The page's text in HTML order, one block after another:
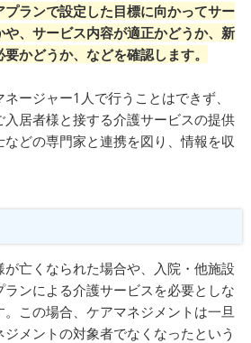
ランで設定した目標に向かってサー
や、サービス内容が適正かどうか、新
かどうか、などを確認します。
ージャー1人で行うことはできず、
入居者様と接する介護サービスの提供
どの専門家と連携を図り、情報を収
亡くなられた場合や、入院・他施設
ンによる介護サービスを必要としな
。この場合、ケアマネジメントは一旦
メントの対象者でなくなったという